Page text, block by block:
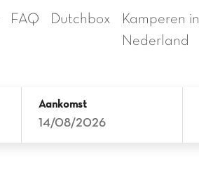
FAQ Dutchbox
Kamperen in
Nederland
Aankomst
14/08/2026